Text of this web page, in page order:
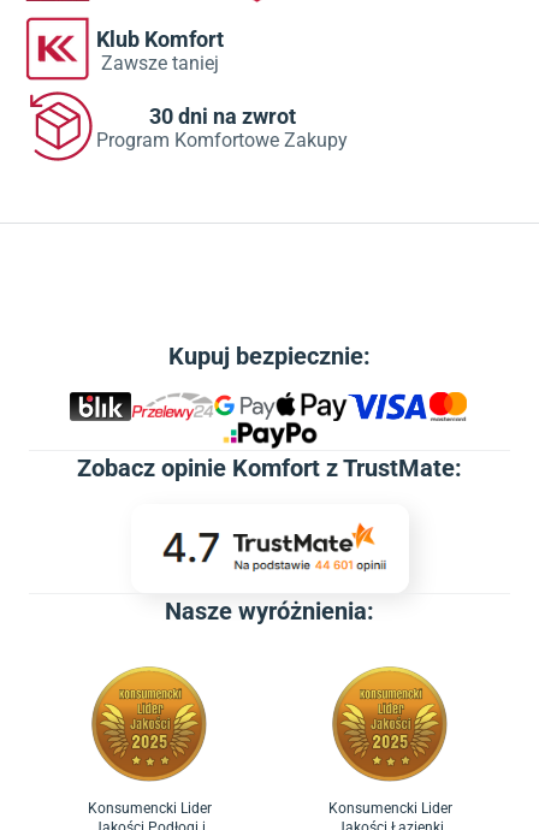
Klub Komfort
Zawsze taniej
30 dni na zwrot
Program Komfortowe Zakupy
Kupuj bezpiecznie:
Zobacz opinie Komfort z TrustMate:
Nasze wyróżnienia:
Konsumencki Lider
Konsumencki Lider